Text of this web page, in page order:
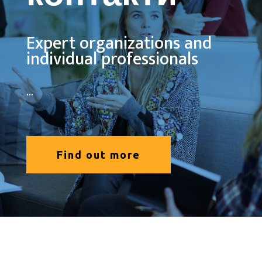
Expert organizations and
individual professionals
...
Find out more